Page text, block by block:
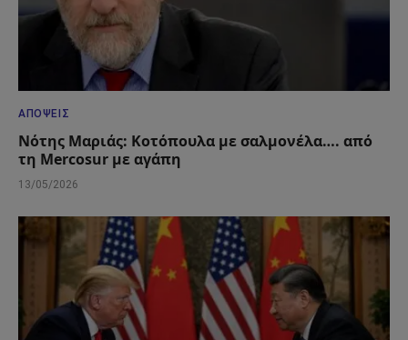
ΑΠΌΨΕΙΣ
Νότης Μαριάς: Κοτόπουλα με σαλμονέλα…. από
τη Mercosur με αγάπη
13/05/2026